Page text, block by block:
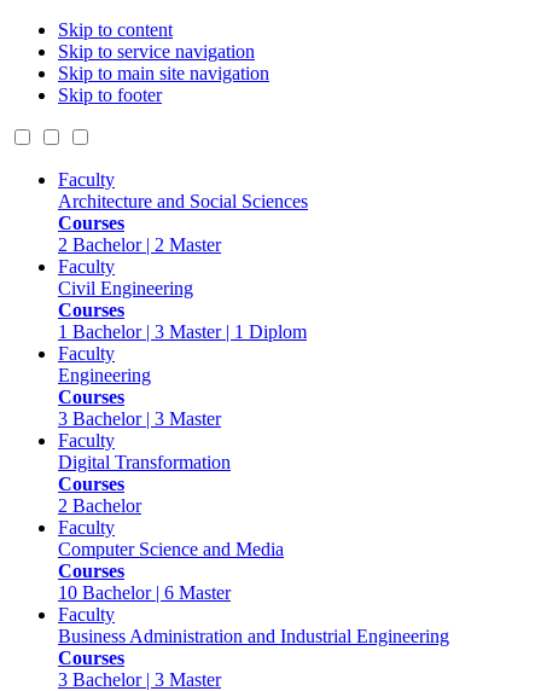
Skip to content
Skip to service navigation
Skip to main site navigation
Skip to footer
Faculty
Architecture and Social Sciences
Courses
2 Bachelor | 2 Master
Faculty
Civil Engineering
Courses
1 Bachelor | 3 Master | 1 Diplom
Faculty
Engineering
Courses
3 Bachelor | 3 Master
Faculty
Digital Transformation
Courses
2 Bachelor
Faculty
Computer Science and Media
Courses
10 Bachelor | 6 Master
Faculty
Business Administration and Industrial Engineering
Courses
3 Bachelor | 3 Master